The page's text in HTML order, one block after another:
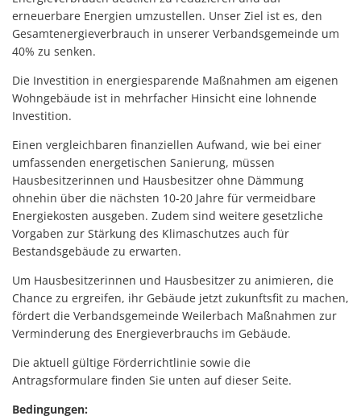
Kneippbecken
US-Hospital Weilerbach
Interessenbekundung
Mobilität
Historie
Nahwärmenetz Grundschule
erneuerbare Energien umzustellen. Unser Ziel ist es, den
Gesamtenergieverbrauch in unserer Verbandsgemeinde um
40% zu senken.
Die Investition in energiesparende Maßnahmen am eigenen
Wohngebäude ist in mehrfacher Hinsicht eine lohnende
Investition.
Einen vergleichbaren finanziellen Aufwand, wie bei einer
umfassenden energetischen Sanierung, müssen
Hausbesitzerinnen und Hausbesitzer ohne Dämmung
ohnehin über die nächsten 10-20 Jahre für vermeidbare
Energiekosten ausgeben. Zudem sind weitere gesetzliche
Vorgaben zur Stärkung des Klimaschutzes auch für
Bestandsgebäude zu erwarten.
Um Hausbesitzerinnen und Hausbesitzer zu animieren, die
Chance zu ergreifen, ihr Gebäude jetzt zukunftsfit zu machen,
fördert die Verbandsgemeinde Weilerbach Maßnahmen zur
Verminderung des Energieverbrauchs im Gebäude.
Die aktuell gültige Förderrichtlinie sowie die
Antragsformulare finden Sie unten auf dieser Seite.
Bedingungen: